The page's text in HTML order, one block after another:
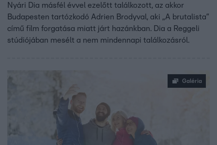
Nyári Dia másfél évvel ezelőtt találkozott, az akkor
Budapesten tartózkodó Adrien Brodyval, aki „A brutalista”
című film forgatása miatt járt hazánkban. Dia a Reggeli
stúdiójában mesélt a nem mindennapi találkozásról.
Galéria